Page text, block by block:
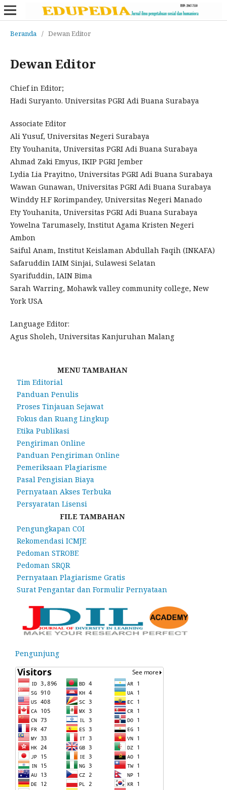
Beranda / Dewan Editor
Dewan Editor
Chief in Editor;
Hadi Suryanto. Universitas PGRI Adi Buana Surabaya
Associate Editor
Ali Yusuf, Universitas Negeri Surabaya
Ety Youhanita, Universitas PGRI Adi Buana Surabaya
Ahmad Zaki Emyus, IKIP PGRI Jember
Lydia Lia Prayitno, Universitas PGRI Adi Buana Surabaya
Wawan Gunawan, Universitas PGRI Adi Buana Surabaya
Winddy H.F Rorimpandey, Universitas Negeri Manado
Ety Youhanita, Universitas PGRI Adi Buana Surabaya
Yowelna Tarumasely, Institut Agama Kristen Negeri
Ambon
Saiful Anam, Institut Keislaman Abdullah Faqih (INKAFA)
Safaruddin IAIM Sinjai, Sulawesi Selatan
Syarifuddin, IAIN Bima
Sarah Warring, Mohawk valley community college, New
York USA
Language Editor:
Agus Sholeh, Universitas Kanjuruhan Malang
MENU TAMBAHAN
Tim Editorial
Panduan Penulis
Proses Tinjauan Sejawat
Fokus dan Ruang Lingkup
Etika Publikasi
Pengiriman Online
Panduan Pengiriman Online
Pemeriksaan Plagiarisme
Pasal Pengisian Biaya
Pernyataan Akses Terbuka
Persyaratan Lisensi
FILE TAMBAHAN
Pengungkapan COI
Rekomendasi ICMJE
Pedoman STROBE
Pedoman SRQR
Pernyataan Plagiarisme Gratis
Surat Pengantar dan Formulir Pernyataan
Pengunjung